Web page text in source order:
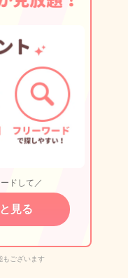
ドして／
見る
ございます